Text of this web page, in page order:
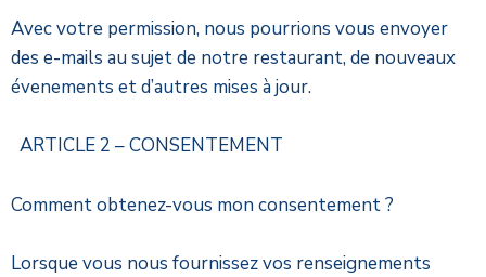
Avec votre permission, nous pourrions vous envoyer
des e-mails au sujet de notre restaurant, de nouveaux
évenements et d’autres mises à jour.
ARTICLE 2 – CONSENTEMENT
Comment obtenez-vous mon consentement ?
Lorsque vous nous fournissez vos renseignements